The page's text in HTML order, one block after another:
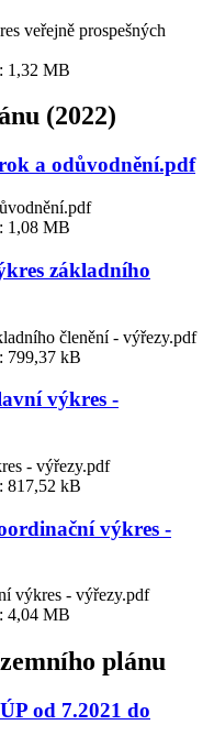
veřejně prospešných
1,32 MB
(2022)
a odůvodnění.pdf
1,08 MB
základního
členění - výřezy.pdf
799,37 kB
výkres -
- výřezy.pdf
817,52 kB
výkres -
výkres - výřezy.pdf
4,04 MB
plánu
od 7.2021 do